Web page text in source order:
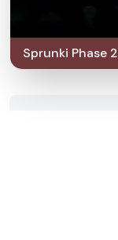
Sprunki Phase